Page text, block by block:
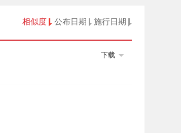
相似度 公布日期 施行日期
下载